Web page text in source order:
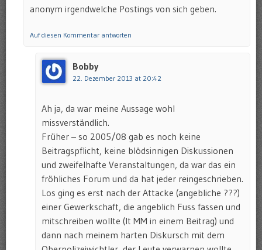
anonym irgendwelche Postings von sich geben.
Auf diesen Kommentar antworten
Bobby
22. Dezember 2013 at 20:42
Ah ja, da war meine Aussage wohl
missverständlich.
Früher – so 2005/08 gab es noch keine
Beitragspflicht, keine blödsinnigen Diskussionen
und zweifelhafte Veranstaltungen, da war das ein
fröhliches Forum und da hat jeder reingeschrieben.
Los ging es erst nach der Attacke (angebliche ???)
einer Gewerkschaft, die angeblich Fuss fassen und
mitschreiben wollte (lt MM in einem Beitrag) und
dann nach meinem harten Diskursch mit dem